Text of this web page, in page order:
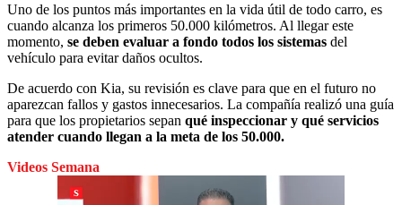
Uno de los puntos más importantes en la vida útil de todo carro, es
cuando alcanza los primeros 50.000 kilómetros. Al llegar este
momento, se deben evaluar a fondo todos los sistemas del
vehículo para evitar daños ocultos.
De acuerdo con Kia, su revisión es clave para que en el futuro no
aparezcan fallos y gastos innecesarios. La compañía realizó una guía
para que los propietarios sepan qué inspeccionar y qué servicios
atender cuando llegan a la meta de los 50.000.
Videos Semana